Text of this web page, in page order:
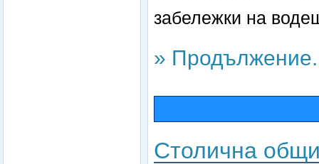
забележки на
»
Столична